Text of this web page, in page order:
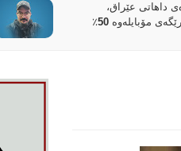
ناتەواوبوون